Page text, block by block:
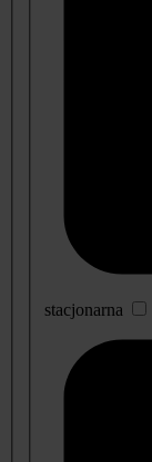
stacjonarna